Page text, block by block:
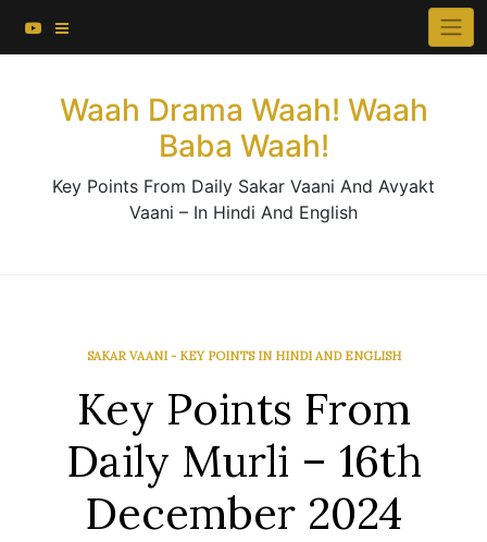
Waah Drama Waah! Waah
Baba Waah!
Key Points From Daily Sakar Vaani And Avyakt
Vaani – In Hindi And English
SAKAR VAANI - KEY POINTS IN HINDI AND ENGLISH
Key Points From
Daily Murli – 16th
December 2024
×